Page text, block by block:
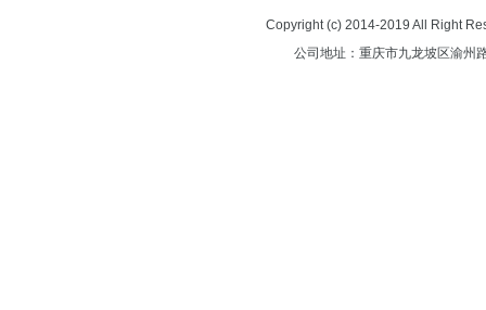
Copyright (c) 2014-2019 All Right
公司地址：重庆市九龙坡区渝州